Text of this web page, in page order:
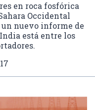
en roca fosfórica
Occidental
un nuevo informe de
está entre los